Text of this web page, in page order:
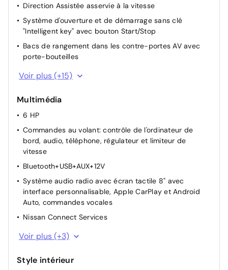
Direction Assistée asservie à la vitesse
Système d'ouverture et de démarrage sans clé
"Intelligent key" avec bouton Start/Stop
Bacs de rangement dans les contre-portes AV avec
porte-bouteilles
Vitres AV/AR électriques avec mode impulsionnel côté
conducteur
Aide au démarrage en côte
Rétroviseur intérieur électrochromatique
Frein à main électrique
Rétroviseurs extérieurs réglables électriquement avec
indicateurs de changement de direction
Rétroviseurs extérieurs dégivrants et rabattables
automatiquement
Sélection du mode de conduite (ECO, STANDARD et
SPORT)
Fonction des feux avant "Follow me Home"
Porte-cartes intégré au pare-soleil côté conducteur
Système STOP/START
Voir plus (+15)
Multimédia
6 HP
Commandes au volant: contrôle de l'ordinateur de
bord, audio, téléphone, régulateur et limiteur de
vitesse
Bluetooth+USB+AUX+12V
Système audio radio avec écran tactile 8" avec
interface personnalisable, Apple CarPlay et Android
Auto, commandes vocales
Nissan Connect Services
Port USB
Reconnaissance vocale
Voir plus (+3)
Style intérieur